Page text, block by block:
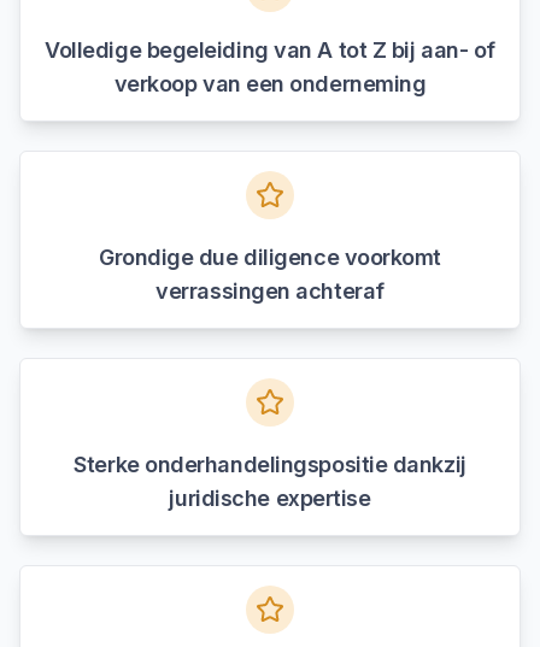
Volledige begeleiding van A tot Z bij aan- of
verkoop van een onderneming
Grondige due diligence voorkomt
verrassingen achteraf
Sterke onderhandelingspositie dankzij
juridische expertise